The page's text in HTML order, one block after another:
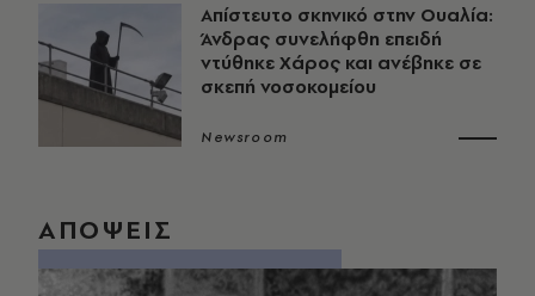
Απίστευτο σκηνικό στην Ουαλία:
Άνδρας συνελήφθη επειδή
ντύθηκε Χάρος και ανέβηκε σε
σκεπή νοσοκομείου
Newsroom
ΑΠΟΨΕΙΣ